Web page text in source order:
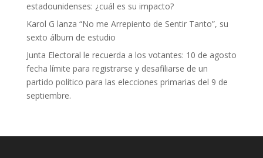
estadounidenses: ¿cuál es su impacto?
Karol G lanza “No me Arrepiento de Sentir Tanto”, su
sexto álbum de estudio
Junta Electoral le recuerda a los votantes: 10 de agosto
fecha límite para registrarse y desafiliarse de un
partido político para las elecciones primarias del 9 de
septiembre.